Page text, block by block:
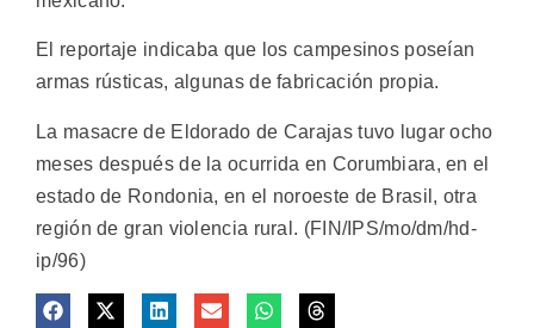
El reportaje indicaba que los campesinos poseían
armas rústicas, algunas de fabricación propia.
La masacre de Eldorado de Carajas tuvo lugar ocho
meses después de la ocurrida en Corumbiara, en el
estado de Rondonia, en el noroeste de Brasil, otra
región de gran violencia rural. (FIN/IPS/mo/dm/hd-
ip/96)